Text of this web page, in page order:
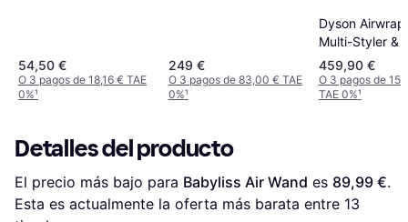
54,50 €
O 3 pagos de 18,16 € TAE
0%¹
249 €
O 3 pagos de 83,00 € TAE
0%¹
Dyson Airwrap
Multi-Styler &
Straight +
Blue/Topaz
459,90 €
O 3 pagos de
TAE 0%¹
Detalles del producto
El precio más bajo para Babyliss Air Wand es 89,99 €.
Esta es actualmente la oferta más barata entre 13